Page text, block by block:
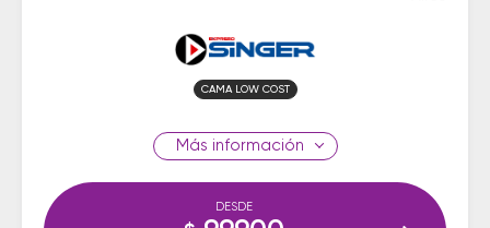
CAMA LOW COST
información
DESDE